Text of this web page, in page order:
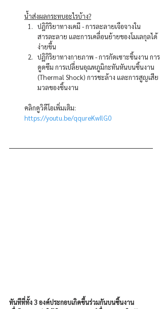
น้ำส่งผลกระทบอะไรบ้าง?
ปฎิกิริยาทางเคมี - การละลายเจือจางใน
สารละลาย และการเคลื่อนย้ายของโมเลกุลได้
ง่ายขึ้น
ปฏิกิริยาทางกายภาพ - การกัดเซาะชิ้นงาน การ
ดูดซึม การเปลี่ยนอุณหภูมิกะทันหันบนชิ้นงาน
(Thermal Shock) การชะล้าง และการสูญเสีย
มวลของชิ้นงาน
คลิกดูวิดีโอเพิ่มเติม:
https://youtu.be/qqureKwIlG0
ทันทีที่ทั้ง 3 องค์ประกอบเกิดขึ้นร่วมกันบนชิ้นงาน